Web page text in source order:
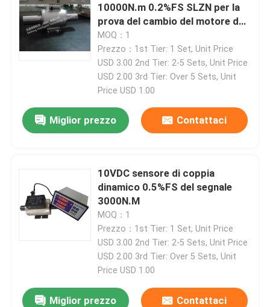
Controllo della qualità
Contattaci
Casi
Dinamometro ad alta velocità
Dinamometro della prova del motore
10000N.m 0.2%FS SLZN per la
prova del cambio del motore del
motore
MOQ：1
Prezzo：1st Tier: 1 Set, Unit Price
USD 3.00 2nd Tier: 2-5 Sets, Unit Price
USD 2.00 3rd Tier: Over 5 Sets, Unit
Price USD 1.00
Miglior prezzo Contattaci
10VDC sensore di coppia
dinamico 0.5%FS del segnale
3000N.M
MOQ：1
Prezzo：1st Tier: 1 Set, Unit Price
USD 3.00 2nd Tier: 2-5 Sets, Unit Price
USD 2.00 3rd Tier: Over 5 Sets, Unit
Price USD 1.00
Miglior prezzo Contattaci